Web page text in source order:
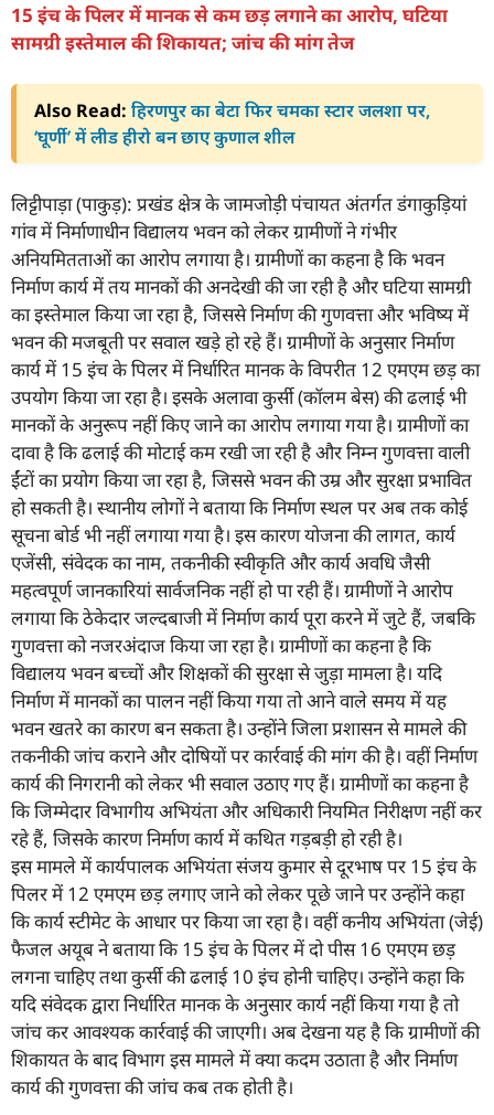
15 इंच के पिलर में मानक से कम छड़ लगाने का आरोप, घटिया
सामग्री इस्तेमाल की शिकायत; जांच की मांग तेज
Also Read: हिरणपुर का बेटा फिर चमका स्टार जलशा पर,
‘घूर्णी’ में लीड हीरो बन छाए कुणाल शील
लिट्टीपाड़ा (पाकुड़): प्रखंड क्षेत्र के जामजोड़ी पंचायत अंतर्गत डंगाकुड़ियां
गांव में निर्माणाधीन विद्यालय भवन को लेकर ग्रामीणों ने गंभीर
अनियमितताओं का आरोप लगाया है। ग्रामीणों का कहना है कि भवन
निर्माण कार्य में तय मानकों की अनदेखी की जा रही है और घटिया सामग्री
का इस्तेमाल किया जा रहा है, जिससे निर्माण की गुणवत्ता और भविष्य में
भवन की मजबूती पर सवाल खड़े हो रहे हैं। ग्रामीणों के अनुसार निर्माण
कार्य में 15 इंच के पिलर में निर्धारित मानक के विपरीत 12 एमएम छड़ का
उपयोग किया जा रहा है। इसके अलावा कुर्सी (कॉलम बेस) की ढलाई भी
मानकों के अनुरूप नहीं किए जाने का आरोप लगाया गया है। ग्रामीणों का
दावा है कि ढलाई की मोटाई कम रखी जा रही है और निम्न गुणवत्ता वाली
ईंटों का प्रयोग किया जा रहा है, जिससे भवन की उम्र और सुरक्षा प्रभावित
हो सकती है। स्थानीय लोगों ने बताया कि निर्माण स्थल पर अब तक कोई
सूचना बोर्ड भी नहीं लगाया गया है। इस कारण योजना की लागत, कार्य
एजेंसी, संवेदक का नाम, तकनीकी स्वीकृति और कार्य अवधि जैसी
महत्वपूर्ण जानकारियां सार्वजनिक नहीं हो पा रही हैं। ग्रामीणों ने आरोप
लगाया कि ठेकेदार जल्दबाजी में निर्माण कार्य पूरा करने में जुटे हैं, जबकि
गुणवत्ता को नजरअंदाज किया जा रहा है। ग्रामीणों का कहना है कि
विद्यालय भवन बच्चों और शिक्षकों की सुरक्षा से जुड़ा मामला है। यदि
निर्माण में मानकों का पालन नहीं किया गया तो आने वाले समय में यह
भवन खतरे का कारण बन सकता है। उन्होंने जिला प्रशासन से मामले की
तकनीकी जांच कराने और दोषियों पर कार्रवाई की मांग की है। वहीं निर्माण
कार्य की निगरानी को लेकर भी सवाल उठाए गए हैं। ग्रामीणों का कहना है
कि जिम्मेदार विभागीय अभियंता और अधिकारी नियमित निरीक्षण नहीं कर
रहे हैं, जिसके कारण निर्माण कार्य में कथित गड़बड़ी हो रही है।
इस मामले में कार्यपालक अभियंता संजय कुमार से दूरभाष पर 15 इंच के
पिलर में 12 एमएम छड़ लगाए जाने को लेकर पूछे जाने पर उन्होंने कहा
कि कार्य स्टीमेट के आधार पर किया जा रहा है। वहीं कनीय अभियंता (जेई)
फैजल अयूब ने बताया कि 15 इंच के पिलर में दो पीस 16 एमएम छड़
लगना चाहिए तथा कुर्सी की ढलाई 10 इंच होनी चाहिए। उन्होंने कहा कि
यदि संवेदक द्वारा निर्धारित मानक के अनुसार कार्य नहीं किया गया है तो
जांच कर आवश्यक कार्रवाई की जाएगी। अब देखना यह है कि ग्रामीणों की
शिकायत के बाद विभाग इस मामले में क्या कदम उठाता है और निर्माण
कार्य की गुणवत्ता की जांच कब तक होती है।